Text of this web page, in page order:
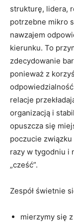
strukturę, lidera,
potrzebne mikro
nawzajem
kierunku. To
zdecydowanie
ponieważ z
relacje
organizacją i
opuszcza się
poczucie
razy w tygodniu i
„cześć”.
Zespół świetnie
mierzymy się